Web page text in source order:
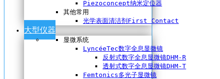
Piezoconcept纳米定位器
其他常用
光学表面清洁剂First Contact
大型仪器
显微系统
LyncéeTec数字全息显微镜
反射式数字全息显微镜DHM-R
透射式数字全息显微镜DHM-T
Femtonics多光子显微镜